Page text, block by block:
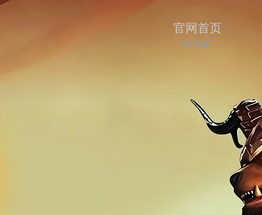
官网首页
HOME